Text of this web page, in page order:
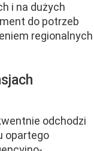
i na dużych
do potrzeb
regionalnych
odchodzi
opartego